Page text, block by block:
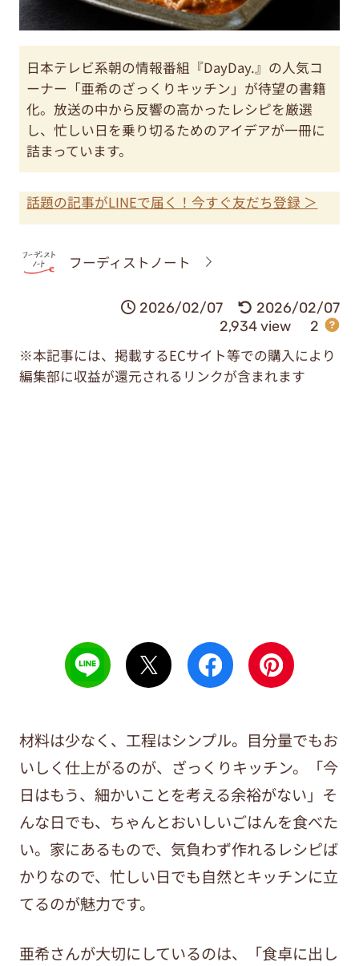
日本テレビ系朝の情報番組『DayDay.』の人気コ
ーナー「亜希のざっくりキッチン」が待望の書籍
化。放送の中から反響の高かったレシピを厳選
し、忙しい日を乗り切るためのアイデアが一冊に
詰まっています。
話題の記事がLINEで届く！今すぐ友だち登録 ＞
フーディストノート
2026/02/07
2026/02/07
2,934 view
2
※本記事には、掲載するECサイト等での購入により
編集部に収益が還元されるリンクが含まれます
材料は少なく、工程はシンプル。目分量でもお
いしく仕上がるのが、ざっくりキッチン。「今
日はもう、細かいことを考える余裕がない」そ
んな日でも、ちゃんとおいしいごはんを食べた
い。家にあるもので、気負わず作れるレシピば
かりなので、忙しい日でも自然とキッチンに立
てるのが魅力です。
亜希さんが大切にしているのは、「食卓に出し